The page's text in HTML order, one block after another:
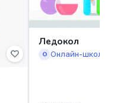
Ледокол
О Онлайн-школа